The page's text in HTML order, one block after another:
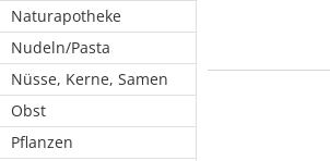
Naturapotheke
Nudeln/Pasta
Nüsse, Kerne, Samen
Obst
Pflanzen